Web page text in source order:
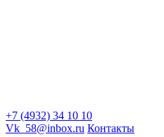
+7 (4932) 34 10 10
Vk_58@inbox.ru Контакты